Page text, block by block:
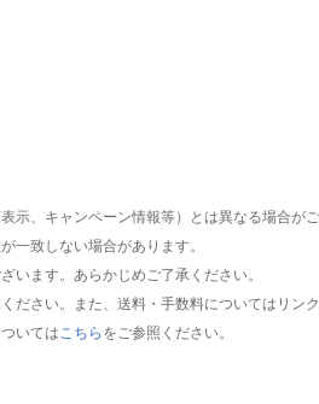
、キャンペーン情報等）とは異なる場合が
一致しない場合があります。
ます。あらかじめご了承ください。
さい。また、送料・手数料についてはリン
いては こちら をご参照ください。